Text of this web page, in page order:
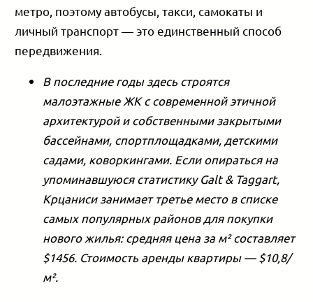
метро, поэтому автобусы, такси, самокаты и
личный транспорт — это единственный способ
передвижения.
В последние годы здесь строятся
малоэтажные ЖК с современной этичной
архитектурой и собственными закрытыми
бассейнами, спортплощадками, детскими
садами, коворкингами. Если опираться на
упоминавшуюся статистику Galt & Taggart,
Крцаниси занимает третье место в списке
самых популярных районов для покупки
нового жилья: средняя цена за м² составляет
$1456. Стоимость аренды квартиры — $10,8/
м².